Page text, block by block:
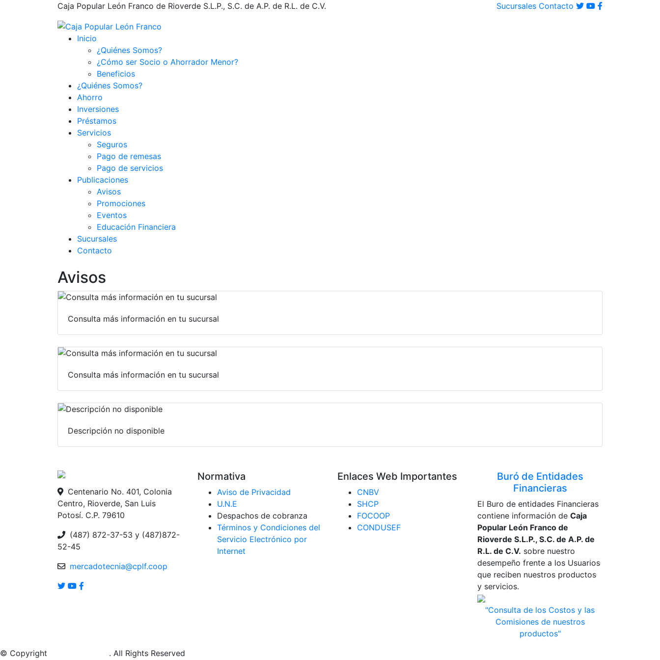
Caja Popular León Franco de Rioverde S.L.P., S.C. de A.P. de R.L. de C.V. Sucursales Contacto
Inicio
¿Quiénes Somos?
¿Cómo ser Socio o Ahorrador Menor?
Beneficios
¿Quiénes Somos?
Ahorro
Inversiones
Préstamos
Servicios
Seguros
Pago de remesas
Pago de servicios
Publicaciones
Avisos
Promociones
Eventos
Educación Financiera
Sucursales
Contacto
Avisos
Consulta más información en tu sucursal
Consulta más información en tu sucursal
Descripción no disponible
Centenario No. 401, Colonia
Centro, Rioverde, San Luis
Potosí. C.P. 79610
(487) 872-37-53 y (487)872-
52-45
mercadotecnia@cplf.coop
Normativa
Aviso de Privacidad
U.N.E
Despachos de cobranza
Términos y Condiciones del
Servicio Electrónico por
Internet
Enlaces Web Importantes
CNBV
SHCP
FOCOOP
CONDUSEF
Buró de Entidades
Financieras
El Buro de entidades Financieras
contiene información de Caja
Popular León Franco de
Rioverde S.L.P., S.C. de A.P. de
R.L. de C.V. sobre nuestro
desempeño frente a los Usuarios
que reciben nuestros productos
y servicios.
"Consulta de los Costos y las
Comisiones de nuestros
productos"
© Copyright
. All Rights Reserved